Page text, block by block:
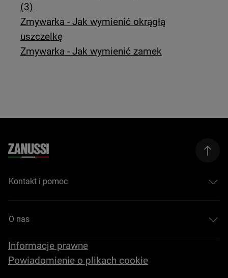
(3)
Zmywarka - Jak wymienić okrągłą
uszczelkę
Zmywarka - Jak wymienić zamek
Kontakt i pomoc
O nas
Informacje prawne
Powiadomienie o plikach cookie